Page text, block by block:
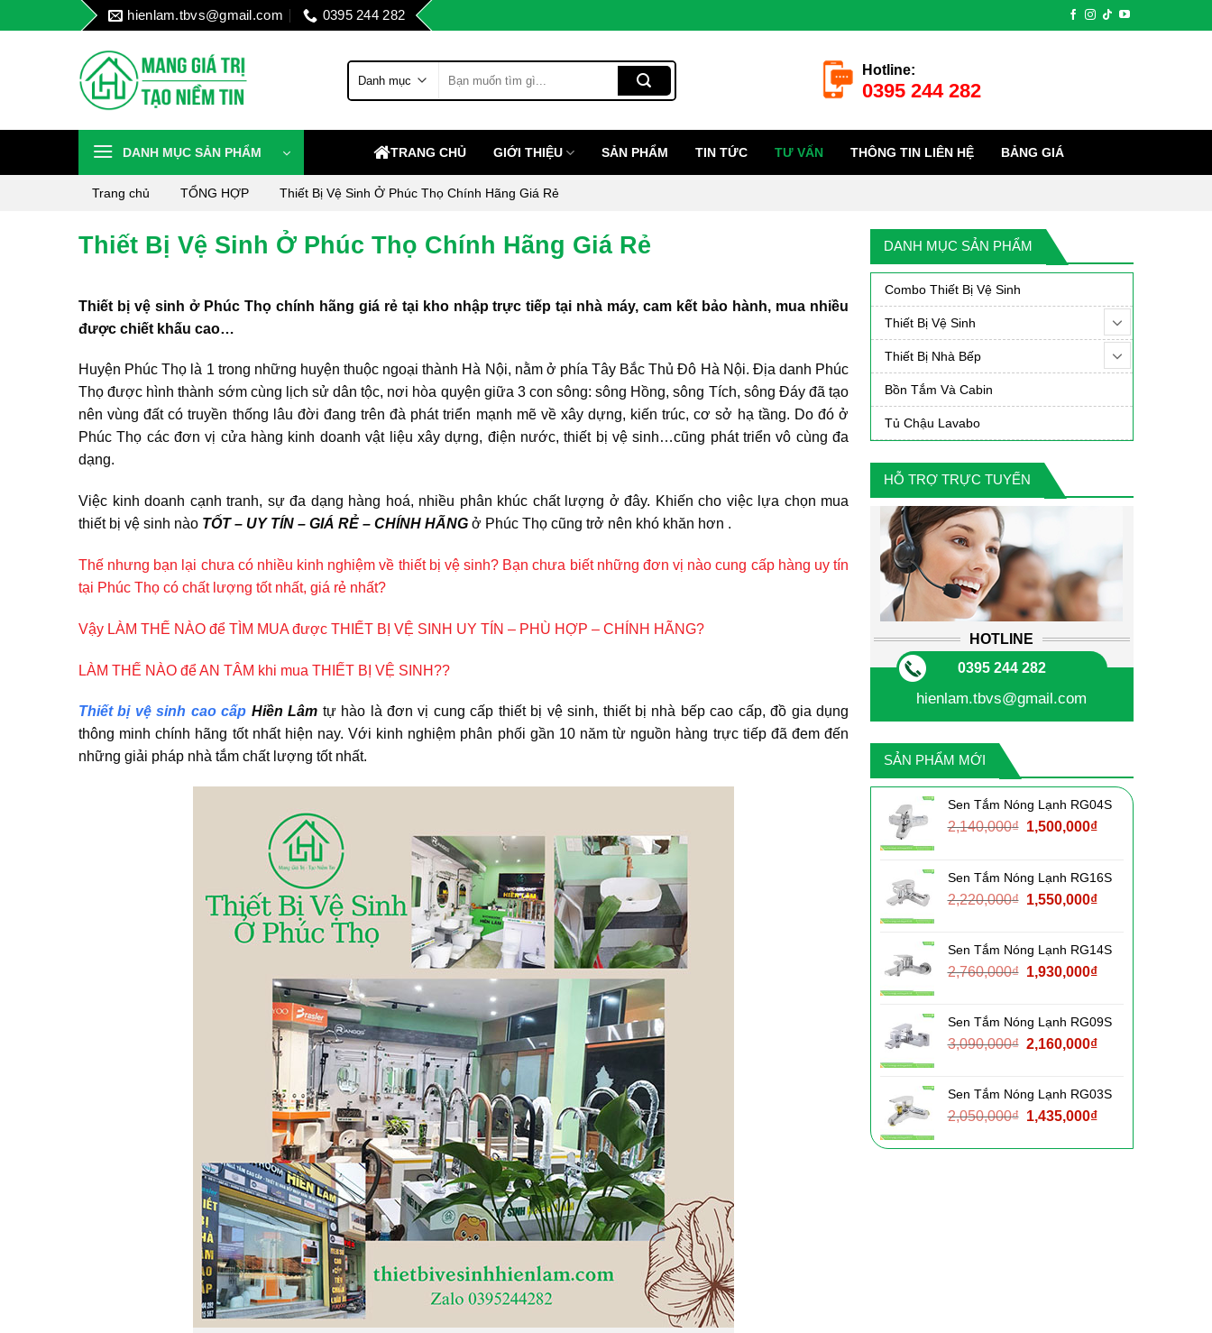
to
hienlam.tbvs@gmail.com 0395 244 282
kiếm:
Hotline:
0395 244 282
DANH MỤC SẢN PHẨM TRANG CHỦ GIỚI THIỆU SẢN PHẨM TIN TỨC TƯ VẤN THÔNG TIN LIÊN HỆ BẢNG GIÁ
Trang chủ TỔNG HỢP Thiết Bị Vệ Sinh Ở Phúc Thọ Chính Hãng Giá Rẻ
Thiết Bị Vệ Sinh Ở Phúc Thọ Chính Hãng Giá Rẻ
Thiết bị vệ sinh ở Phúc Thọ chính hãng giá rẻ tại kho nhập trực tiếp tại nhà máy, cam kết bảo hành, mua nhiều
được chiết khấu cao…
Huyện Phúc Thọ là 1 trong những huyện thuộc ngoại thành Hà Nội, nằm ở phía Tây Bắc Thủ Đô Hà Nội. Địa danh Phúc
Thọ được hình thành sớm cùng lịch sử dân tộc, nơi hòa quyện giữa 3 con sông: sông Hồng, sông Tích, sông Đáy đã tạo
nên vùng đất có truyền thống lâu đời đang trên đà phát triển mạnh mẽ về xây dựng, kiến trúc, cơ sở hạ tầng. Do đó ở
Phúc Thọ các đơn vị cửa hàng kinh doanh vật liệu xây dựng, điện nước, thiết bị vệ sinh…cũng phát triển vô cùng đa
dạng.
Việc kinh doanh cạnh tranh, sự đa dạng hàng hoá, nhiều phân khúc chất lượng ở đây. Khiến cho việc lựa chọn mua
thiết bị vệ sinh nào TỐT – UY TÍN – GIÁ RẺ – CHÍNH HÃNG ở Phúc Thọ cũng trở nên khó khăn hơn .
Thế nhưng bạn lại chưa có nhiều kinh nghiệm về thiết bị vệ sinh? Bạn chưa biết những đơn vị nào cung cấp hàng uy tín
tại Phúc Thọ có chất lượng tốt nhất, giá rẻ nhất?
Vậy LÀM THẾ NÀO để TÌM MUA được THIẾT BỊ VỆ SINH UY TÍN – PHÙ HỢP – CHÍNH HÃNG?
LÀM THẾ NÀO để AN TÂM khi mua THIẾT BỊ VỆ SINH??
Thiết bị vệ sinh cao cấp Hiền Lâm tự hào là đơn vị cung cấp thiết bị vệ sinh, thiết bị nhà bếp cao cấp, đồ gia dụng
thông minh chính hãng tốt nhất hiện nay. Với kinh nghiệm phân phối gần 10 năm từ nguồn hàng trực tiếp đã đem đến
những giải pháp nhà tắm chất lượng tốt nhất.
DANH MỤC SẢN PHẨM
Combo Thiết Bị Vệ Sinh
Thiết Bị Vệ Sinh
Thiết Bị Nhà Bếp
Bồn Tắm Và Cabin
Tủ Chậu Lavabo
HỖ TRỢ TRỰC TUYẾN
HOTLINE
0395 244 282
hienlam.tbvs@gmail.com
SẢN PHẨM MỚI
Sen Tắm Nóng Lạnh RG04S
2,140,000₫ Giá
2,140,000₫.
1,500,000₫Giá
là:
1,500,000₫.
Sen Tắm Nóng Lạnh RG16S
2,220,000₫ Giá
2,220,000₫.
1,550,000₫Giá
là:
1,550,000₫.
Sen Tắm Nóng Lạnh RG14S
2,760,000₫ Giá
2,760,000₫.
1,930,000₫Giá
là:
1,930,000₫.
Sen Tắm Nóng Lạnh RG09S
3,090,000₫ Giá
3,090,000₫.
2,160,000₫Giá
là:
2,160,000₫.
Sen Tắm Nóng Lạnh RG03S
2,050,000₫ Giá
là:
1,435,000₫Giá
tại